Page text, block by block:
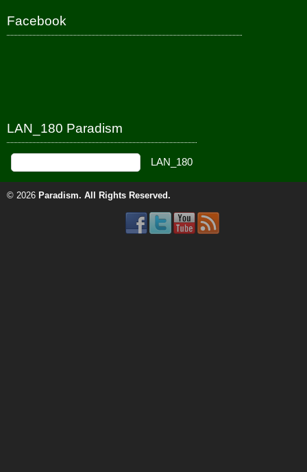
Facebook
LAN_180 Paradism
© 2026 Paradism. All Rights Reserved.